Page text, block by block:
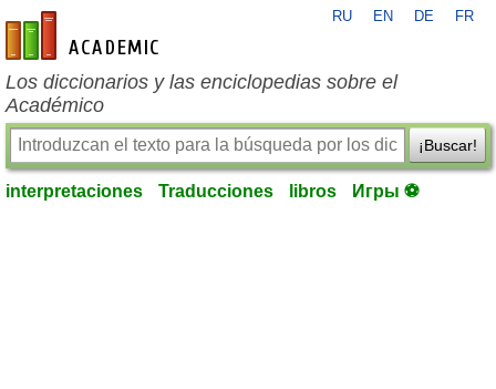
es-academic.com
RU EN DE FR
Los diccionarios y las enciclopedias sobre el
Académico
¡Buscar!
interpretaciones Traducciones libros Игры ⚽